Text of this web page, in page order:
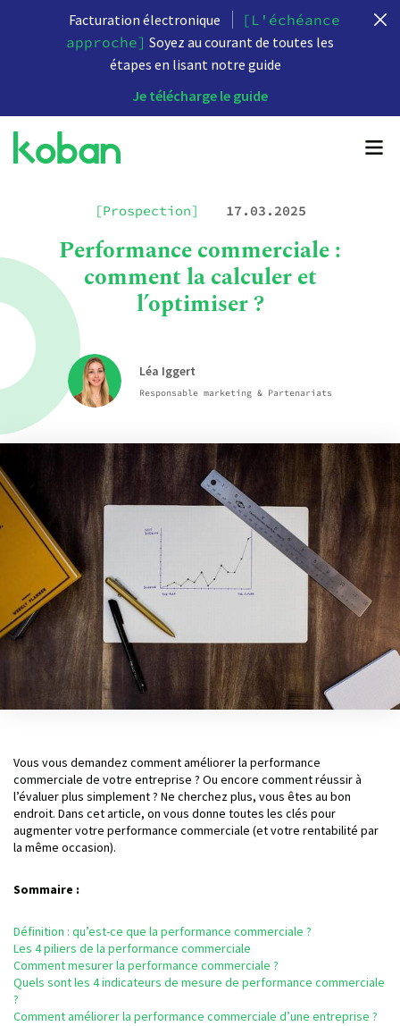
Facturation électronique
[L'échéance
approche] Soyez au courant de toutes les
étapes en lisant notre guide
Je télécharge le guide
[Prospection] 17.03.2025
Performance commerciale :
comment la calculer et
l’optimiser ?
Léa Iggert
Responsable marketing & Partenariats
Vous vous demandez comment améliorer la performance
commerciale de votre entreprise ? Ou encore comment réussir à
l’évaluer plus simplement ? Ne cherchez plus, vous êtes au bon
endroit. Dans cet article, on vous donne toutes les clés pour
augmenter votre performance commerciale (et votre rentabilité par
la même occasion).
Sommaire :
Définition : qu’est-ce que la performance commerciale ?
Les 4 piliers de la performance commerciale
Comment mesurer la performance commerciale ?
Quels sont les 4 indicateurs de mesure de performance commerciale
?
Comment améliorer la performance commerciale d’une entreprise ?